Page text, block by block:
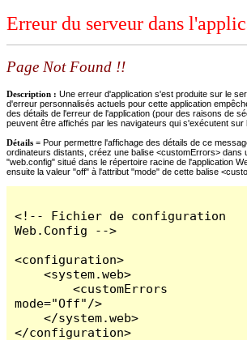
Erreur du serveur dans
Page Not Found !!
Description : Une erreur d'application s'est produite sur le
d'erreur personnalisés actuels pour cette application
des détails de l'erreur de l'application (pour des raisons de
peuvent être affichés par les navigateurs qui s'exécutent sur
Détails = Pour permettre l'affichage des détails de ce
ordinateurs distants, créez une balise <customErrors> dans
"web.config" situé dans le répertoire racine de l'application
ensuite la valeur "off" à l'attribut "mode" de cette balise
<!-- Fichier de configuration
Web.Config -->
<configuration>
    <system.web>
        <customErrors
mode="Off"/>
    </system.web>
</configuration>